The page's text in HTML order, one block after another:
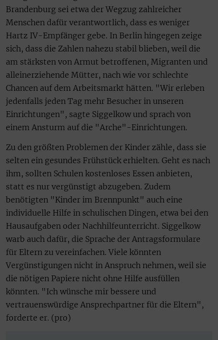
Brandenburg sei etwa der Wegzug zahlreicher
Menschen dafür verantwortlich, dass es weniger
Hartz IV-Empfänger gebe. In Berlin hingegen zeige
sich, dass die Zahlen nahezu stabil blieben, weil die
am stärksten von Armut betroffenen, Migranten und
alleinerziehende Mütter, nach wie vor schlechte
Chancen auf dem Arbeitsmarkt hätten. "Wir erleben
jedenfalls jeden Tag mehr Besucher in unseren
Einrichtungen", sagte Siggelkow und sprach von
einem Ansturm auf die "Arche"-Einrichtungen.
Zu den größten Problemen der Kinder zähle, dass sie
selten ein gesundes Frühstück erhielten. Geht es nach
ihm, sollten Schulen kostenloses Essen anbieten,
statt es nur vergünstigt abzugeben. Zudem
benötigten "Kinder im Brennpunkt" auch eine
individuelle Hilfe in schulischen Dingen, etwa bei den
Hausaufgaben oder Nachhilfeunterricht. Siggelkow
warb auch dafür, die Sprache der Antragsformulare
für Eltern zu vereinfachen. Viele könnten
Vergünstigungen nicht in Anspruch nehmen, weil sie
die nötigen Papiere nicht ohne Hilfe ausfüllen
könnten. "Ich wünsche mir bessere und
vertrauenswürdige Ansprechpartner für die Eltern",
forderte er. (pro)